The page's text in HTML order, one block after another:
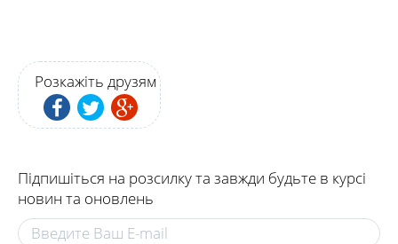
Розкажіть друзям
Підпишіться на розсилку та завжди будьте в курсі
новин та оновлень